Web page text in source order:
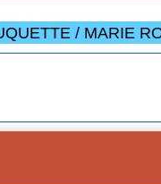
/ MARIE